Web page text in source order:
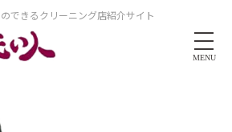
できるクリーニング店紹介サイト
MENU